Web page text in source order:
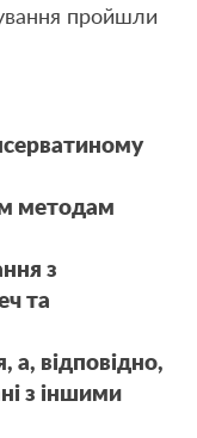
пройшли
методам
з
та
а, відповідно,
з іншими